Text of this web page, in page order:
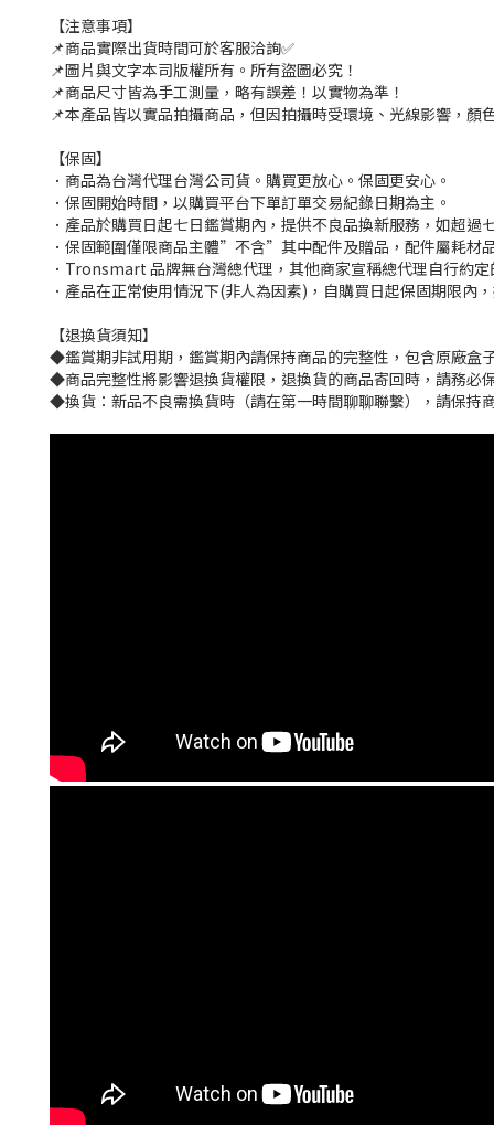
【注意事項】
📌商品實際出貨時間可於客服洽詢✅
📌圖片與文字本司版權所有。所有盜圖必究！
📌商品尺寸皆為手工測量，略有誤差！以實物為準！
📌本產品皆以實品拍攝商品，但因拍攝時受環境、光線影響，
【保固】
．商品為台灣代理台灣公司貨。購買更放心。保固更安心。
．保固開始時間，以購買平台下單訂單交易紀錄日期為主。
．產品於購買日起七日鑑賞期內，提供不良品換新服務，如超過
．保固範圍僅限商品主體”不含”其中配件及贈品，配件屬耗材
．Tronsmart 品牌無台灣總代理，其他商家宣稱總代理自行約
．產品在正常使用情況下(非人為因素)，自購買日起保固期限內
【退換貨須知】
◆鑑賞期非試用期，鑑賞期內請保持商品的完整性，包含原廠盒
◆商品完整性將影響退換貨權限，退換貨的商品寄回時，請務必
◆換貨：新品不良需換貨時（請在第一時間聊聊聯繫），請保持